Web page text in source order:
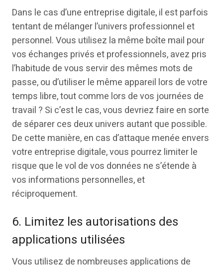
Dans le cas d’une entreprise digitale, il est parfois
tentant de mélanger l’univers professionnel et
personnel. Vous utilisez la même boîte mail pour
vos échanges privés et professionnels, avez pris
l’habitude de vous servir des mêmes mots de
passe, ou d’utiliser le même appareil lors de votre
temps libre, tout comme lors de vos journées de
travail ? Si c’est le cas, vous devriez faire en sorte
de séparer ces deux univers autant que possible.
De cette manière, en cas d’attaque menée envers
votre entreprise digitale, vous pourrez limiter le
risque que le vol de vos données ne s’étende à
vos informations personnelles, et
réciproquement.
6. Limitez les autorisations des
applications utilisées
Vous utilisez de nombreuses applications de